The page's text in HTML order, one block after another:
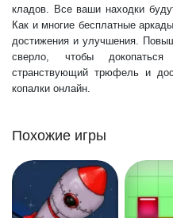
кладов. Все ваши находки
Как и многие бесплатные
достижения и улучшения.
сверло, чтобы
странствующий трюфель и
копалки онлайн.
Похожие игры